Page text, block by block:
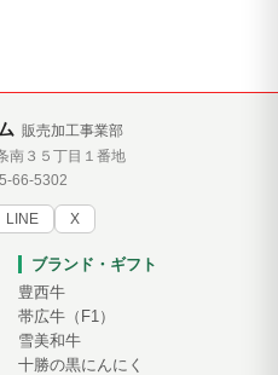
販売加工事業部
南３５丁目１番地
66-5302
LINE X
ブランド・ギフト
豊西牛
帯広牛（F1）
雪美和牛
十勝の黒にんにく